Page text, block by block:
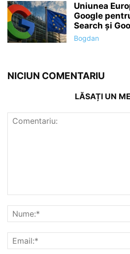
Uniunea
Google
Search și
Bogdan
NICIUN COMENTARIU
LĂSAȚI UN